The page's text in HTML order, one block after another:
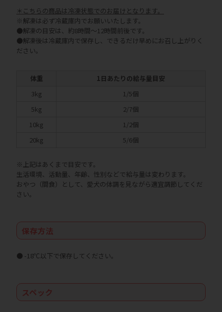
＊こちらの商品は冷凍状態でのお届けとなります。
※解凍は必ず冷蔵庫内でお願いいたします。
●解凍の目安は、約8時間～12時間前後です。
●解凍後は冷蔵庫内で保存し、できるだけ早めにお召し上がりく
ださい。
体重
1日あたりの給与量目安
3kg
1/5個
5kg
2/7個
10kg
1/2個
20kg
5/6個
※上記はあくまで目安です。
生活環境、活動量、年齢、性別などで給与量は変わります。
おやつ（間食）として、愛犬の体調を見ながら適宜調節してくだ
さい。
保存方法
● -18℃以下で保存してください。
スペック